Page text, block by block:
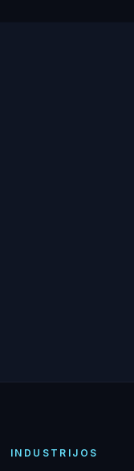
INDUSTRIJOS